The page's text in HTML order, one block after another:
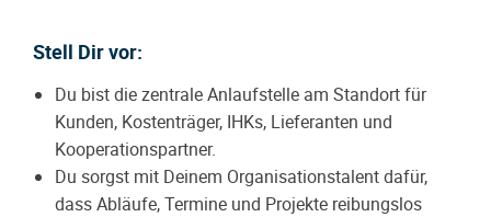
Stell Dir vor:
Du bist die zentrale Anlaufstelle am Standort für
Kunden, Kostenträger, IHKs, Lieferanten und
Kooperationspartner.
Du sorgst mit Deinem Organisationstalent dafür,
dass Abläufe, Termine und Projekte reibungslos